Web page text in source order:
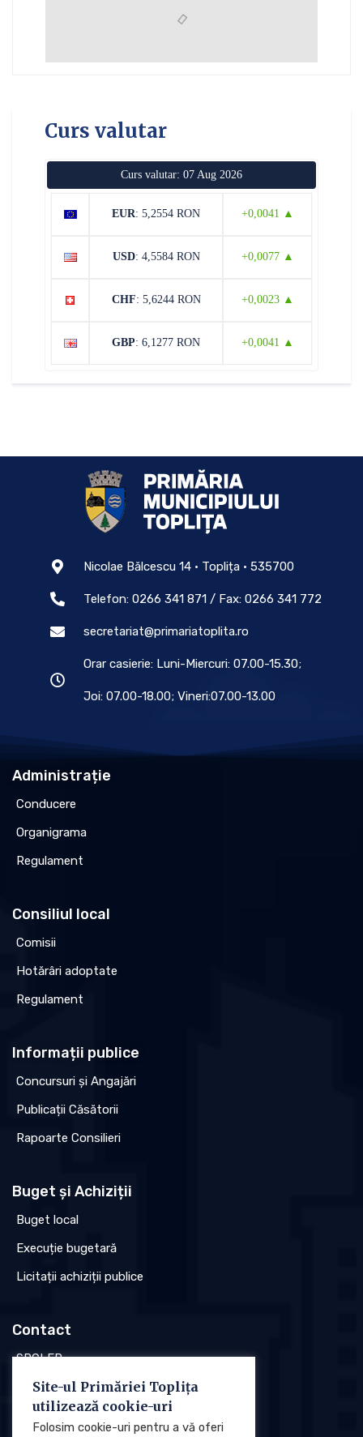
Curs valutar
Curs valutar: 07 Aug 2026
EUR: 5,2554 RON +0,0041 ▲
USD: 4,5584 RON +0,0077 ▲
CHF: 5,6244 RON +0,0023 ▲
GBP: 6,1277 RON +0,0041 ▲
Nicolae Bălcescu 14 • Toplița • 535700
Telefon: 0266 341 871 / Fax: 0266 341 772
secretariat@primariatoplita.ro
Orar casierie: Luni-Miercuri: 07.00-15.30;
Joi: 07.00-18.00; Vineri:07.00-13.00
Administrație
Conducere
Organigrama
Regulament
Consiliul local
Comisii
Hotărâri adoptate
Regulament
Informații publice
Concursuri și Angajări
Publicații Căsătorii
Rapoarte Consilieri
Buget și Achiziții
Buget local
Execuție bugetară
Licitații achiziții publice
Contact
SPCLEP
Stare civilă
Poliția locală
Site-ul Primăriei Toplița
utilizează cookie-uri
Folosim cookie-uri pentru a vă oferi